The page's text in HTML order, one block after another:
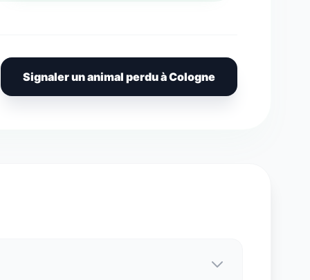
Signaler un animal perdu à Cologne